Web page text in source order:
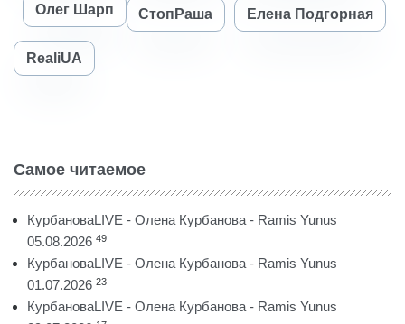
Олег Шарп СтопРаша Елена Подгорная
RealiUA
Самое читаемое
КурбановаLIVE - Олена Курбанова - Ramis Yunus
05.08.2026 49
КурбановаLIVE - Олена Курбанова - Ramis Yunus
01.07.2026 23
КурбановаLIVE - Олена Курбанова - Ramis Yunus